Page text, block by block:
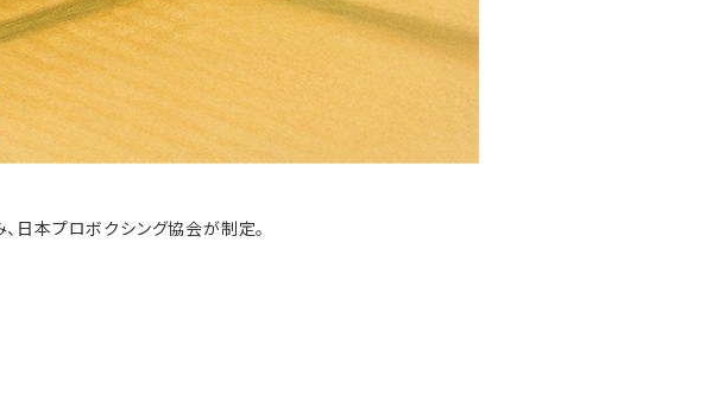
日本プロボクシング協会が制定。